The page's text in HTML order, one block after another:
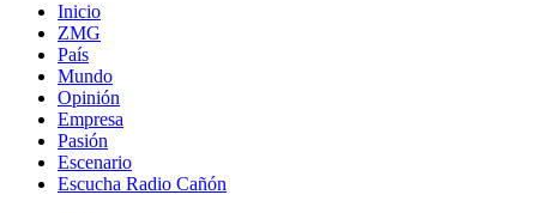
Inicio
ZMG
País
Mundo
Opinión
Empresa
Pasión
Escenario
Escucha Radio Cañón